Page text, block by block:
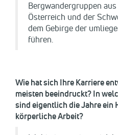
Bergwandergruppen
Österreich und der
dem Gebirge der
führen.
Wie hat sich Ihre Karriere
meisten beeindruckt? In
sind eigentlich die Jahre ein
körperliche Arbeit?